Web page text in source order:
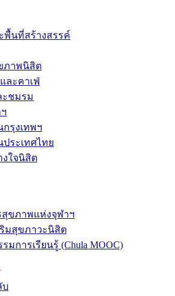
พื้นที่สร้างสรรค์
ภาพนิสิต
ละคาเฟ่
ะชมรม
รุงเทพฯ
ระเทศไทย
ใจนิสิต
ขภาพแห่งจุฬาฯ
มสุขภาวะนิสิต
มการเรียนรู้ (Chula MOOC)
บ